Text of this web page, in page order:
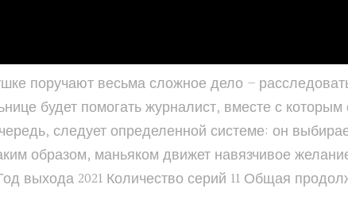
поручают весьма сложное дело –
будет помогать журналист, вместе с которым
следует определенной системе: он
образом, маньяком движет навязчивое
выхода 2021 Количество серий 11 Общая